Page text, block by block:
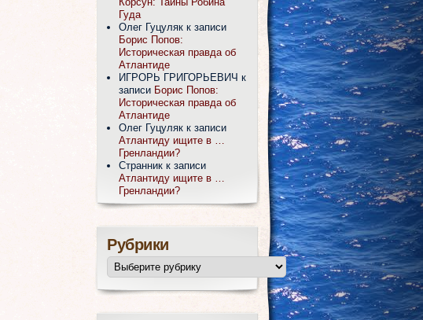
Гуда
Олег Гуцуляк к записи
Борис Попов:
Историческая правда об
Атлантиде
ИГРОРЬ ГРИГОРЬЕВИЧ к
записи Борис Попов:
Историческая правда об
Атлантиде
Олег Гуцуляк к записи
Атлантиду ищите в …
Гренландии?
Странник к записи
Атлантиду ищите в …
Гренландии?
Рубрики